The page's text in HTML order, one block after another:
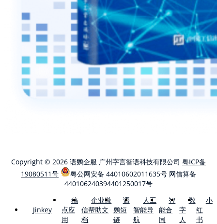
Copyright © 2026 语鹦企服 广州字言智语科技有限公司 粤ICP备
19080511号
粤公网安备 44010602011635号 网信算备
440106240394401250017号
Jinkey
稿
点应
用
企业微
信帮助文
档
语
鹦短
链
人工
智能导
航
智
能合
同
数
字
人
小
红
书